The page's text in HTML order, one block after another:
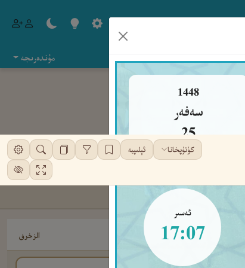
1448
سەفەر
25
شەنبە
ئەسىر
17:07
مۇندەرىجە
كۈتۈپخانا ئېلىپبە
الزخرف